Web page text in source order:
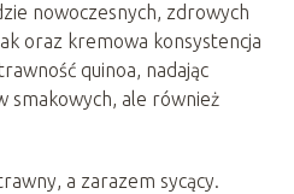
nowoczesnych, zdrowych
oraz kremowa konsystencja
quinoa, nadając
smakowych, ale również
a zarazem sycący.